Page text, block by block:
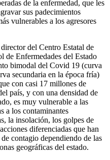
de la enfermedad, que les
sus padecimientos
vulnerables a los agresores
del Centro Estatal de
Enfermedades del Estado
bimodal del Covid 19 (curva
secundaria en la época fría)
con casi 17 millones de
país, y con una densidad de
es muy vulnerable a las
a los contaminantes
la insolación, los golpes de
diferenciadas que han
contagio dependiendo de las
geográficas del estado.